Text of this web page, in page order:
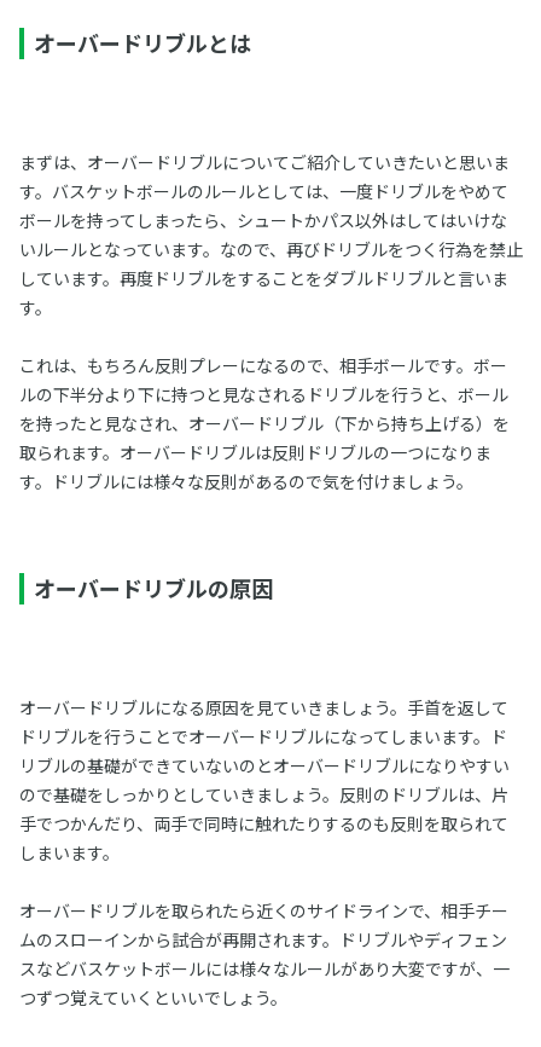
オーバードリブルとは
まずは、オーバードリブルについてご紹介していきたいと思いま
す。バスケットボールのルールとしては、一度ドリブルをやめて
ボールを持ってしまったら、シュートかパス以外はしてはいけな
いルールとなっています。なので、再びドリブルをつく行為を禁止
しています。再度ドリブルをすることをダブルドリブルと言いま
す。
これは、もちろん反則プレーになるので、相手ボールです。ボー
ルの下半分より下に持つと見なされるドリブルを行うと、ボール
を持ったと見なされ、オーバードリブル（下から持ち上げる）を
取られます。オーバードリブルは反則ドリブルの一つになりま
す。ドリブルには様々な反則があるので気を付けましょう。
オーバードリブルの原因
オーバードリブルになる原因を見ていきましょう。手首を返して
ドリブルを行うことでオーバードリブルになってしまいます。ド
リブルの基礎ができていないのとオーバードリブルになりやすい
ので基礎をしっかりとしていきましょう。反則のドリブルは、片
手でつかんだり、両手で同時に触れたりするのも反則を取られて
しまいます。
オーバードリブルを取られたら近くのサイドラインで、相手チー
ムのスローインから試合が再開されます。ドリブルやディフェン
スなどバスケットボールには様々なルールがあり大変ですが、一
つずつ覚えていくといいでしょう。